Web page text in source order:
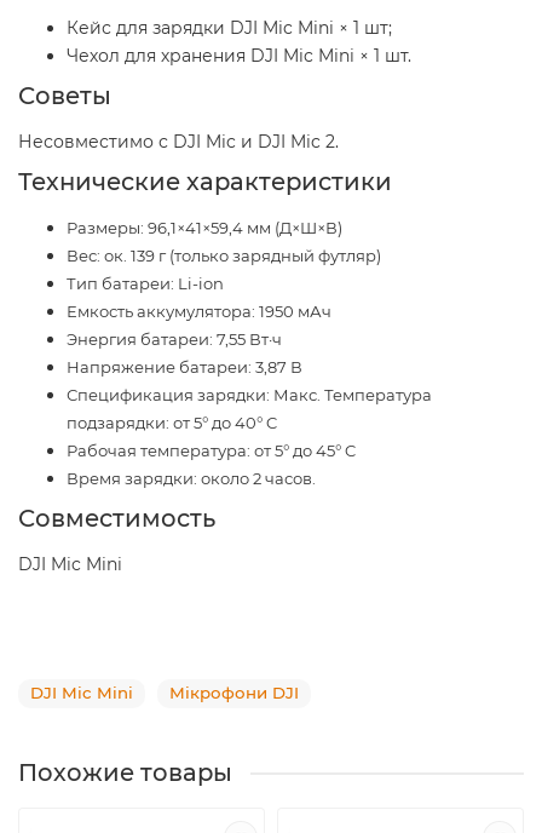
Кейс для зарядки DJI Mic Mini × 1 шт;
Чехол для хранения DJI Mic Mini × 1 шт.
Советы
Несовместимо с DJI Mic и DJI Mic 2.
Технические характеристики
Размеры: 96,1×41×59,4 мм (Д×Ш×В)
Вес: ок. 139 г (только зарядный футляр)
Тип батареи: Li-ion
Емкость аккумулятора: 1950 мАч
Энергия батареи: 7,55 Вт·ч
Напряжение батареи: 3,87 В
Спецификация зарядки: Макс. Температура
подзарядки: от 5° до 40° C
Рабочая температура: от 5° до 45° C
Время зарядки: около 2 часов.
Совместимость
DJI Mic Mini
DJI Mic Mini Мікрофони DJI
Похожие товары